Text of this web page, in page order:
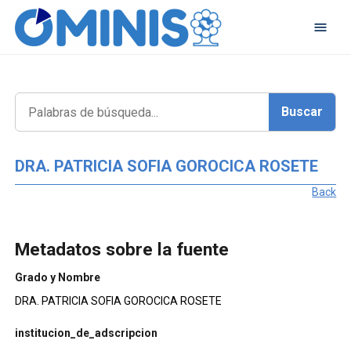
DRA. PATRICIA SOFIA GOROCICA ROSETE
Back
Metadatos sobre la fuente
Grado y Nombre
DRA. PATRICIA SOFIA GOROCICA ROSETE
institucion_de_adscripcion